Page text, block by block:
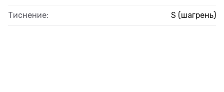
Тиснение: S (шагрень)